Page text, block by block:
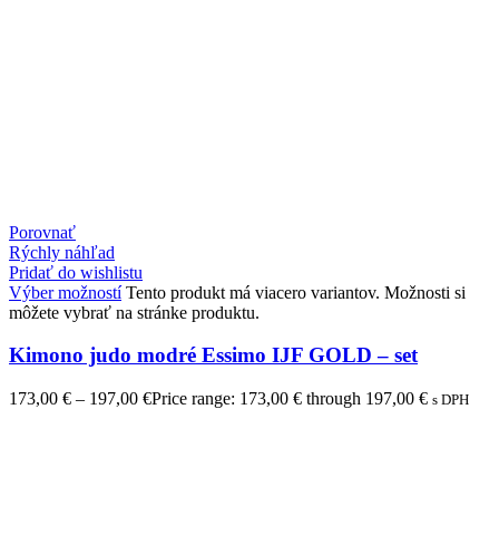
Porovnať
Rýchly náhľad
Pridať do wishlistu
Výber možnostíTento produkt má viacero variantov. Možnosti si
môžete vybrať na stránke produktu.
Kimono judo modré Essimo IJF GOLD – set
173,00 € – 197,00 €Price range: 173,00 € through 197,00 € s DPH